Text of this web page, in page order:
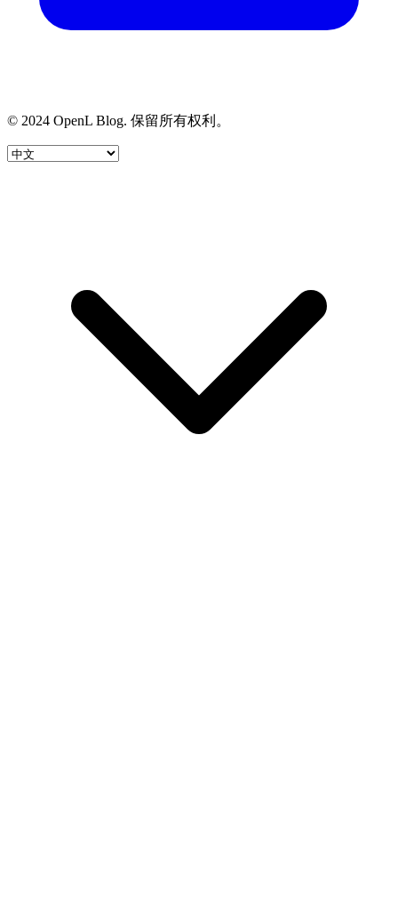
© 2024 OpenL Blog. 保留所有权利。